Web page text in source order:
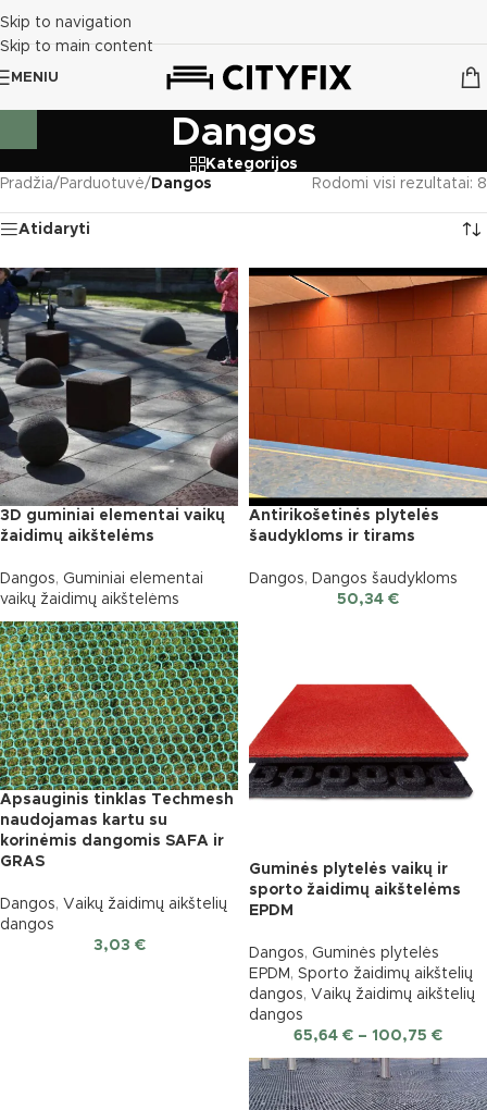
Skip to navigation
Skip to main content
MENIU
Dangos
Kategorijos
Pradžia/ Parduotuvė/ Dangos Rodomi visi rezultatai: 8
Atidaryti
3D guminiai elementai vaikų
žaidimų aikštelėms
Dangos, Guminiai elementai
vaikų žaidimų aikštelėms
Antirikošetinės plytelės
šaudykloms ir tirams
Dangos, Dangos šaudykloms
50,34 €
Apsauginis tinklas Techmesh
naudojamas kartu su
korinėmis dangomis SAFA ir
GRAS
Dangos, Vaikų žaidimų aikštelių
dangos
3,03 €
Guminės plytelės vaikų ir
sporto žaidimų aikštelėms
EPDM
Dangos, Guminės plytelės
EPDM , Sporto žaidimų aikštelių
dangos, Vaikų žaidimų aikštelių
dangos
65,64 € – 100,75 €